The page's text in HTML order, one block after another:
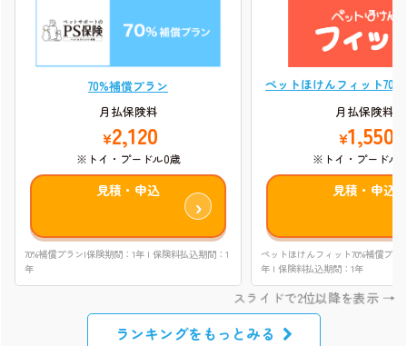
70%補償プラン
月払保険料
¥2,120
※トイ・プードル0歳
見積・申込
70%補償プラン|保険期間：1年 | 保険料払込期間：1
年
ペットほけんフィット
月払保険料
¥1,550
※トイ・プードル
見積・申込
ペットほけんフィット70%補償プラ
年 | 保険料払込期間：1年
ランキングをもっとみる